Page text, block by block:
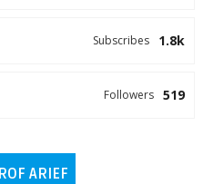
1.8k
Subscribes
519
Followers
ARIEF